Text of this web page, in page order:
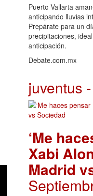
Puerto Vallarta
anticipando lluvias
Prepárate para un
precipitaciones,
anticipación.
Debate.com.mx
juventus
‘Me
Xabi
Madrid